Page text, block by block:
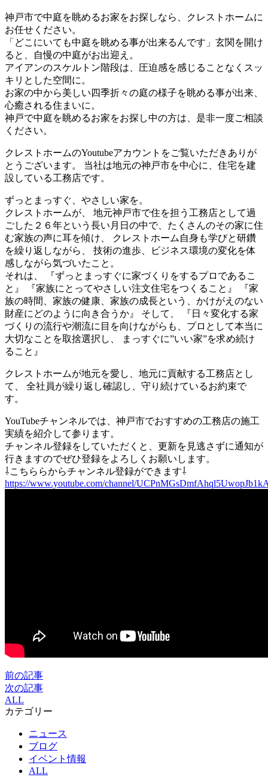
神戸市で中庭を眺めるお家をお探しなら、クレストホームに
お任せください。
「どこにいても中庭を眺める事が出来るんです」玄関を開け
ると、自慢の中庭がお出迎え。
アイアンのスケルトン階段は、圧迫感を感じることなくスッ
キリとした空間に。
お家の中から美しい四季折々の庭の様子を眺める事が出来、
心癒される住まいに。
神戸で中庭を眺めるお家をお探し中の方は、是非一度ご相談
ください。
クレストホームのYoutubeアカウントをご覧いただきありが
とうございます。 当社は地元の神戸市を中心に、住宅を建
設している工務店です。
ずっとまっすぐ、やさしい家を。
クレストホームが、 地元神戸市で住を担う工務店として過
ごした２６年という長い月日の中で、たくさんのその家に住
む家族の声に耳を傾け、 クレストホーム自身も学びと研鑽
を繰り返しながら、 技術の進歩、ビジネス環境の変化を体
感しながら気づいたこと。
それは、 『ずっとまっすぐに家づくりをするプロであるこ
と』 『家族にとってやさしい注文住宅をつくること』 『家
族の時間、家族の健康、家族の成長という、かけがえのない
財産にどのように向き合うか』 そして、 『日々変化する家
づくりの流行や潮流に目を向けながらも、プロとして本当に
大切なことを取捨選択し、 まっすぐに”いい家”を求め続け
ること』
クレストホームが地元を愛し、地元に貢献する工務店とし
て、 全社員が繰り返し確認し、守り続けているお約束で
す。
YouTubeチャンネルでは、神戸市でおすすめの工務店の施工
実績を紹介して参ります。
チャンネル登録をしていただくと、更新を見逃さずに通知が
行きますのでぜひ登録をよろしくお願いします。
⇩こちららからチャンネル登録ができます⇩
https://www.youtube.com/channel/
前の記事
次の記事
ALL
カテゴリー
ニュース
ブログ
イベント情報
ALL